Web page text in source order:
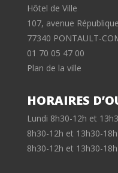
Hôtel de Ville
107, avenue République
77340 PONTAULT-
01 70 05 47 00
Plan de la ville
HORAIRES
Lundi 8h30-12h et
8h30-12h et 13h30-
8h30-12h et 13h30-